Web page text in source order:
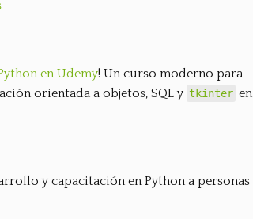
en Udemy! Un curso moderno para
orientada a objetos, SQL y tkinter en
y capacitación en Python a personas